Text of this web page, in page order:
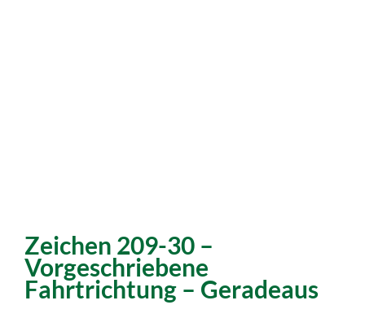
Zeichen 209-30 –
Vorgeschriebene
Fahrtrichtung – Geradeaus